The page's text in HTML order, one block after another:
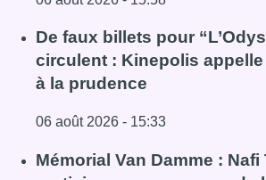
Lire l'article Saint-Géry : un ancien
De faux billets pour
circulent : Kinepolis
à la prudence
06 août 2026 - 15:33
Lire l'article De faux billets pour
Mémorial Van Damme : Nafi